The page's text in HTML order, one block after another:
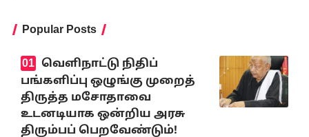
Popular Posts
வெளிநாட்டு நிதிப்
பங்களிப்பு ஒழுங்கு முறைத்
திருத்த மசோதாவை
உடனடியாக ஒன்றிய அரசு
திரும்பப் பெறவேண்டும்!